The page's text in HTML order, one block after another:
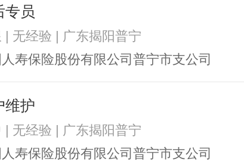
专员
| 无经验 | 广东揭阳普宁
寿保险股份有限公司普宁市支公司
维护
| 无经验 | 广东揭阳普宁
寿保险股份有限公司普宁市支公司